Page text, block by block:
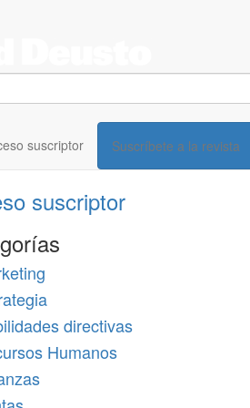
suscriptor Suscríbete a la revista
a Harvard Deusto
suscriptor
directivas
Humanos